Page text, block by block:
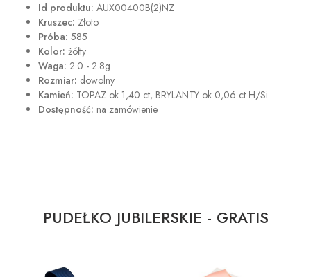
Id produktu: AUX00400B(2)NZ
Kruszec: Złoto
Próba: 585
Kolor: żółty
Waga: 2.0 - 2.8g
Rozmiar: dowolny
Kamień: TOPAZ ok 1,40 ct, BRYLANTY ok 0,06 ct H/Si
Dostępność: na zamówienie
PUDEŁKO JUBILERSKIE - GRATIS